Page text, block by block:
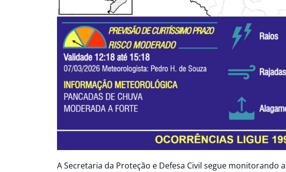
A Secretaria da Proteção e Defesa Civil segue monitorando